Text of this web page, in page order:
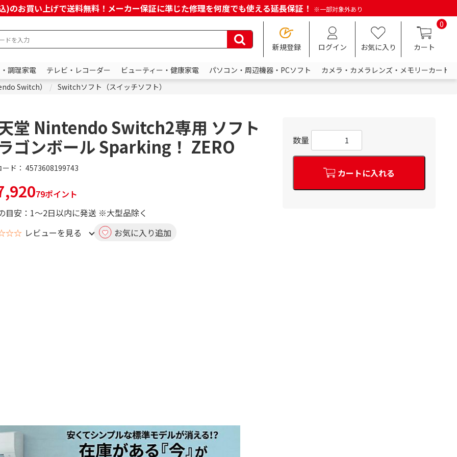
のお買い上げで送料無料！メーカー保証に準じた修理を何度でも使える延長保証！ ※一部対象外あり
新規登録 ログイン お気に入り
0
カート
調理家電 テレビ・レコーダー ビューティー・健康家電 パソコン・周辺機器・PCソフト
カメラ・カメラレンズ・メモリーカード
Switch）
Switchソフト（スイッチソフト）
堂 Nintendo Switch2専用 ソフト
ゴンボール Sparking！ ZERO
ド： 4573608199743
79ポイント
目安：1～2日以内に発送 ※大型品除く
レビューを見る お気に入り追加
数量
カートに入れる